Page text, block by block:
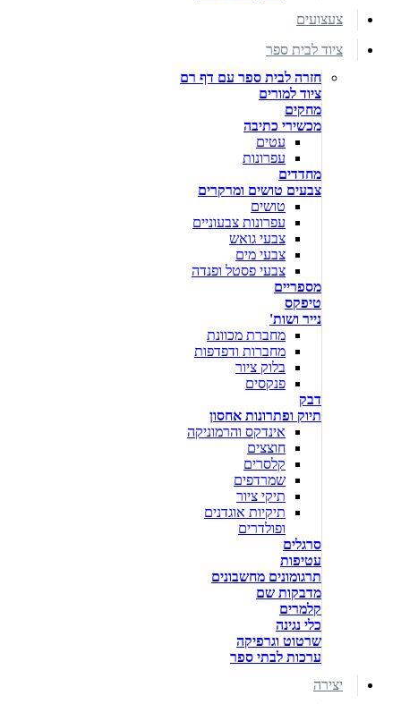
צעצועים
ציוד לבית ספר
חזרה לבית ספר עם דף רם
ציוד למורים
מחקים
מכשירי כתיבה
עטים
עפרונות
מחדדים
צבעים טושים ומרקרים
טושים
עפרונות צבעוניים
צבעי גואש
צבעי מים
צבעי פסטל ופנדה
מספריים
טיפקס
נייר ושות'
מחברת מכוונת
מחברות ודפדפות
בלוק ציור
פנקסים
דבק
תיוק ופתרונות אחסון
אינדקס והרמוניקה
חוצצים
קלסרים
שמרדפים
תיקי ציור
תיקיות אוגדנים
ופולדרים
סרגלים
עטיפות
תרגומונים מחשבונים
מדבקות שם
קלמרים
כלי נגינה
שרטוט וגרפיקה
ערכות לבתי ספר
יצירה